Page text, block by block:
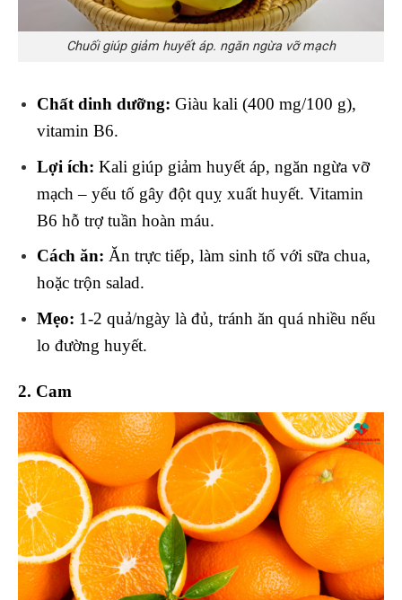
Chuối giúp giảm huyết áp. ngăn ngừa vỡ mạch
Chất dinh dưỡng: Giàu kali (400 mg/100 g),
vitamin B6.
Lợi ích: Kali giúp giảm huyết áp, ngăn ngừa vỡ
mạch – yếu tố gây đột quỵ xuất huyết. Vitamin
B6 hỗ trợ tuần hoàn máu.
Cách ăn: Ăn trực tiếp, làm sinh tố với sữa chua,
hoặc trộn salad.
Mẹo: 1-2 quả/ngày là đủ, tránh ăn quá nhiều nếu
lo đường huyết.
2. Cam